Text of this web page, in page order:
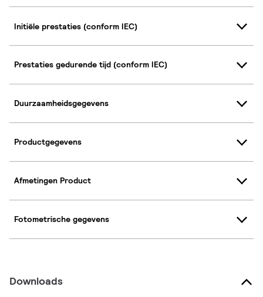
Initiële prestaties (conform IEC)
Prestaties gedurende tijd (conform IEC)
Duurzaamheidsgegevens
Productgegevens
Afmetingen Product
Fotometrische gegevens
Downloads